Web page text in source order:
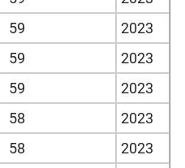
59
2023
59
2023
59
2023
58
2023
58
2023